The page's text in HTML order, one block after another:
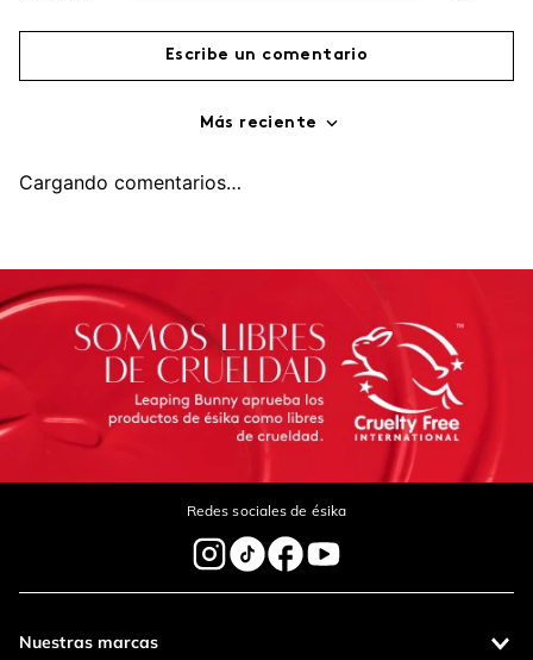
Escribe un comentario
Título
Tu nombre
Dirección de email
Más reciente
Cargando comentarios…
Redes sociales de ésika
Nuestras marcas